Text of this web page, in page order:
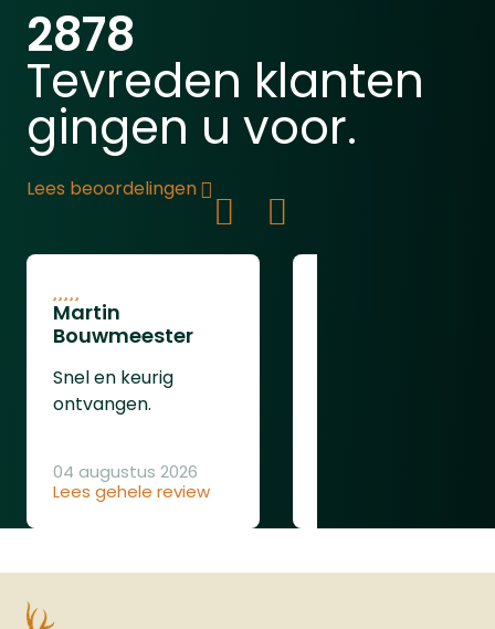
2878
Tevreden klanten
gingen u voor.
Lees beoordelingen
Martin
Bouwmeester
Snel en keurig
ontvangen.
Lees gehele review
04 augustus 2026